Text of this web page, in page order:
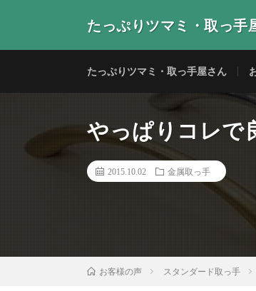
たっぷりツマミ・取っ手
たっぷりツマミ・取っ手屋さん
やっぱりコレで
2015.10.02 金属取っ手
お客様の声 スタンダード取っ手